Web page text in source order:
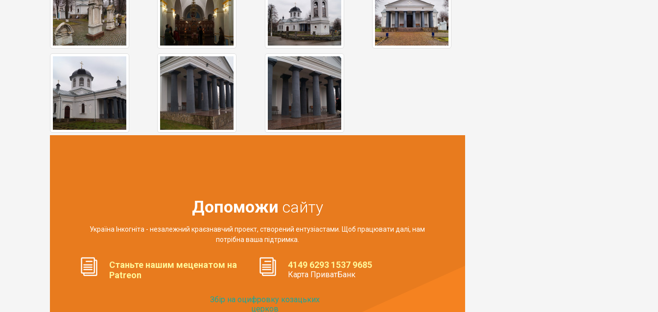
Допоможи сайту
Україна Інкогніта - незалежний краєзнавчий проект, створений ентузіастами. Щоб працювати далі, нам
потрібна ваша підтримка.
Станьте нашим меценатом на
Patreon
4149 6293 1537 9685
Карта ПриватБанк
Збір на оцифровку козацьких
церков